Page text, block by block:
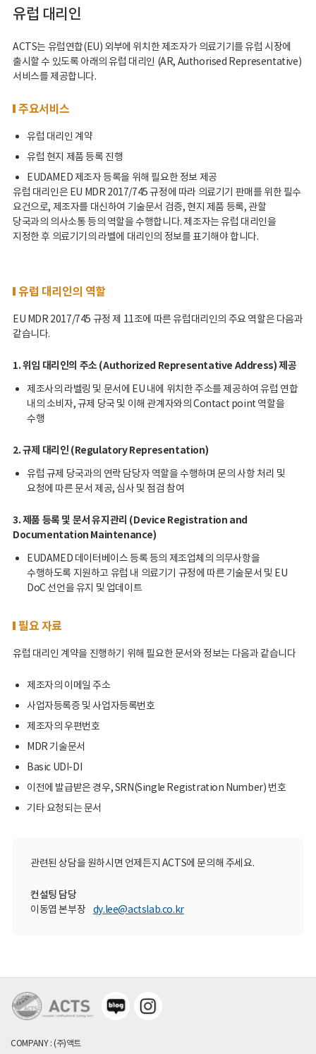
유럽 대리인
ACTS는 유럽연합(EU) 외부에 위치한 제조자가 의료기기를 유럽 시장에
출시할 수 있도록 아래의 유럽 대리인 (AR, Authorised Representative)
서비스를 제공합니다.
주요서비스
유럽 대리인 계약
유럽 현지 제품 등록 진행
EUDAMED 제조자 등록을 위해 필요한 정보 제공
유럽 대리인은 EU MDR 2017/745 규정에 따라 의료기기 판매를 위한 필수
요건으로, 제조자를 대신하여 기술문서 검증, 현지 제품 등록, 관할
당국과의 의사소통 등의 역할을 수행합니다. 제조자는 유럽 대리인을
지정한 후 의료기기의 라벨에 대리인의 정보를 표기해야 합니다.
유럽 대리인의 역할
EU MDR 2017/745 규정 제 11조에 따른 유럽대리인의 주요 역할은 다음과
같습니다.
1. 위임 대리인의 주소 (Authorized Representative Address) 제공
제조사의 라벨링 및 문서에 EU 내에 위치한 주소를 제공하여 유럽 연합
내의 소비자, 규제 당국 및 이해 관계자와의 Contact point 역할을
수행
2. 규제 대리인 (Regulatory Representation)
유럽 규제 당국과의 연락 담당자 역할을 수행하며 문의 사항 처리 및
요청에 따른 문서 제공, 심사 및 점검 참여
3. 제품 등록 및 문서 유지관리 (Device Registration and
Documentation Maintenance)
EUDAMED 데이터베이스 등록 등의 제조업체의 의무사항을
수행하도록 지원하고 유럽 내 의료기기 규정에 따른 기술문서 및 EU
DoC 선언을 유지 및 업데이트
필요 자료
유럽 대리인 계약을 진행하기 위해 필요한 문서와 정보는 다음과 같습니다
제조자의 이메일 주소
사업자등록증 및 사업자등록번호
제조자의 우편번호
MDR 기술문서
Basic UDI-DI
이전에 발급받은 경우, SRN(Single Registration Number) 번호
기타 요청되는 문서
관련된 상담을 원하시면 언제든지 ACTS에 문의해 주세요.
컨설팅 담당
이동엽 본부장
dy.lee@actslab.co.kr
COMPANY : (주)액트